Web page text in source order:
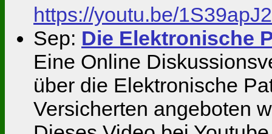
https://youtu.be/
Sep: Die Elektronische
Eine Online
über die Elektronische
Versicherten angeboten